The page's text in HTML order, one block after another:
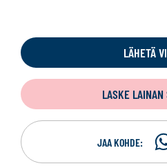
LÄHETÄ
LASKE LAINAN
JAA KOHDE: